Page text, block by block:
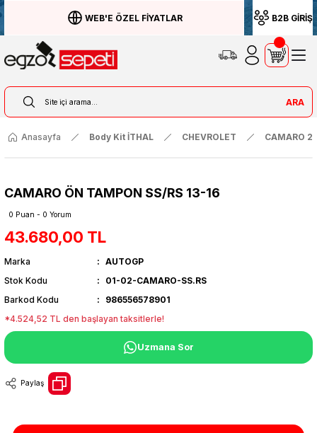
WEB'E ÖZEL FİYATLAR B2B GİRİŞ
ARA
Anasayfa Body Kit İTHAL CHEVROLET CAMARO
CAMARO ÖN TAMPON SS/RS 13-16
0 Puan - 0 Yorum
43.680,00 TL
Marka
AUTOGP
Stok Kodu
01-02-CAMARO-SS.RS
Barkod Kodu
986556578901
*4.524,52 TL den başlayan taksitlerle!
Uzmana Sor
Paylaş